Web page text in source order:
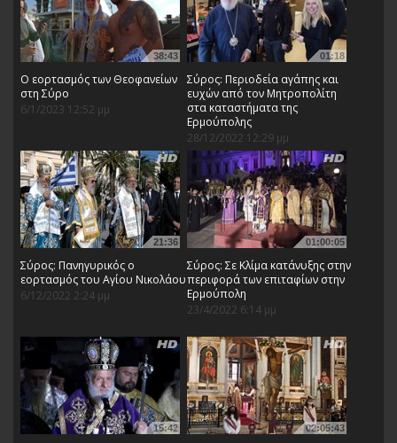
38:43
O εορτασμός των Θεοφανείων
στη Σύρο
6/1/2023 12:52 μμ
01:18
Σύρος: Περιοδεία αγάπης και
ευχών από τον Μητροπολίτη
στα καταστήματα της
Ερμούπολης
28/12/2022 12:29 μμ
21:36
Σύρος: Πανηγυρικός ο
εορτασμός του Αγίου Νικολάου
6/12/2022 2:24 μμ
01:00:05
Σύρος: Σε Κλίμα κατάνυξης στην
περιφορά των επιταφίων στην
Ερμούπολη
23/4/2022 6:14 μμ
15:42 02:05:43